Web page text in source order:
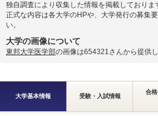
独自調査により収集した情報を掲載しておりま
正式な内容は各大学のHPや、大学発行の募集
い。
大学の画像について
東邦大学医学部の画像は654321さんから提供
大学基本情報 受験・入試情報
合